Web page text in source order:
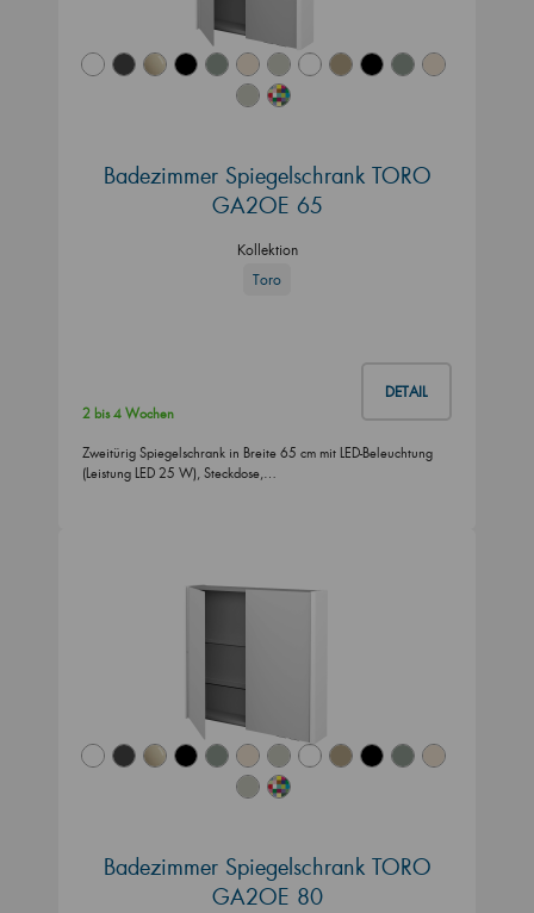
Badezimmer Spiegelschrank TORO
GA2OE 65
Kollektion
Toro
DETAIL
2 bis 4 Wochen
Zweitürig Spiegelschrank in Breite 65 cm mit LED-Beleuchtung
(Leistung LED 25 W), Steckdose,…
Badezimmer Spiegelschrank TORO
GA2OE 80